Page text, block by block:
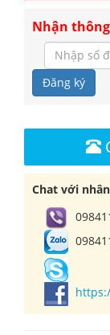
Nhận
Đăng ký
Chat với